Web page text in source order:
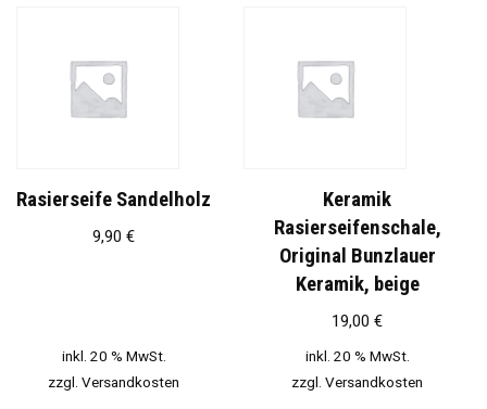
Rasierseife Sandelholz
9,90 €
inkl. 20 % MwSt.
zzgl. Versandkosten
Keramik
Rasierseifenschale,
Original Bunzlauer
Keramik, beige
19,00 €
inkl. 20 % MwSt.
zzgl. Versandkosten